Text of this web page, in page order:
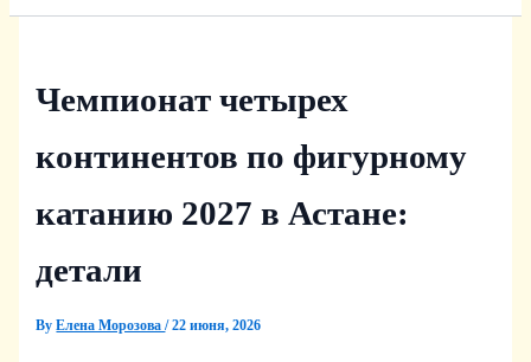
Чемпионат четырех
континентов по фигурному
катанию 2027 в Астане:
детали
ByЕлена Морозова/22 июня, 2026